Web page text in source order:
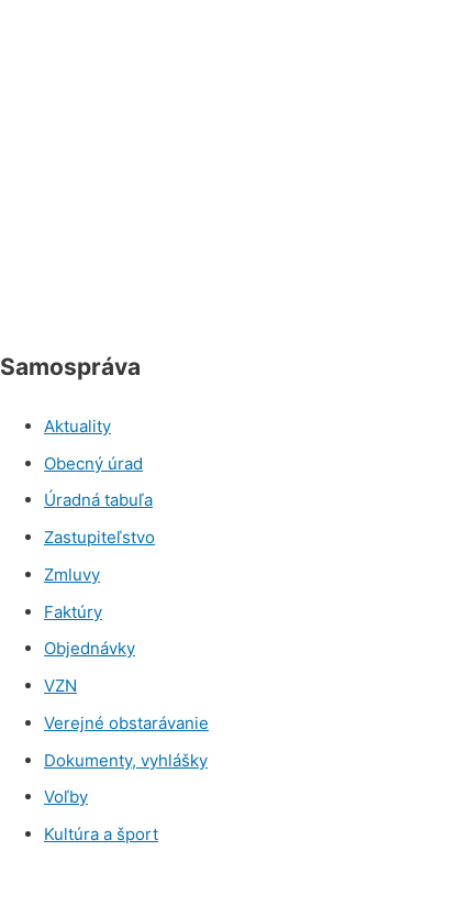
Samospráva
Aktuality
Obecný úrad
Úradná tabuľa
Zastupiteľstvo
Zmluvy
Faktúry
Objednávky
VZN
Verejné obstarávanie
Dokumenty, vyhlášky
Voľby
Kultúra a šport